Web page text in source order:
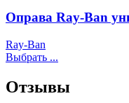
Оправа Ray-Ban
Ray-Ban
Выбрать ...
Отзывы